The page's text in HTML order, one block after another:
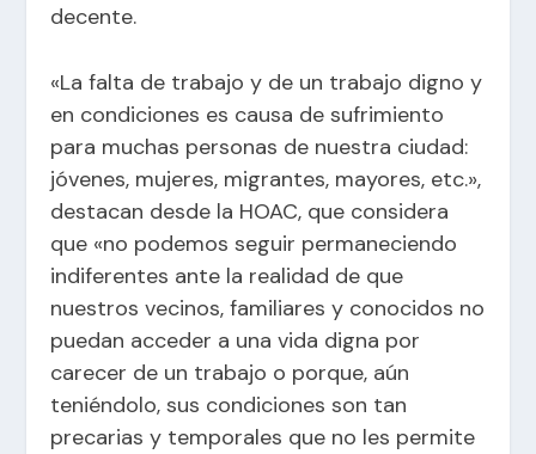
decente.
«La falta de trabajo y de un trabajo digno y
en condiciones es causa de sufrimiento
para muchas personas de nuestra ciudad:
jóvenes, mujeres, migrantes, mayores, etc.»,
destacan desde la HOAC, que considera
que «no podemos seguir permaneciendo
indiferentes ante la realidad de que
nuestros vecinos, familiares y conocidos no
puedan acceder a una vida digna por
carecer de un trabajo o porque, aún
teniéndolo, sus condiciones son tan
precarias y temporales que no les permite